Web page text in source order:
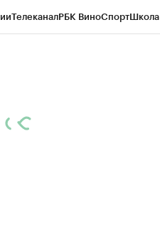
ТелеканалРБК ВиноСпортШкола